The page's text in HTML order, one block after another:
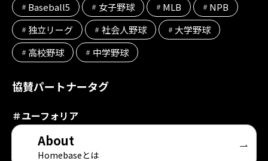
Baseball5
女子野球 MLB
NPB
独立リーグ
社会人野球
大学野球
高校野球
中学野球
協賛パートナータグ
＃ユーフォリア
About
Homebaseとは